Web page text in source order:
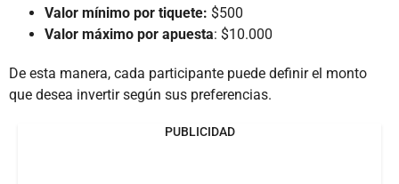
Valor mínimo por tiquete: $500
Valor máximo por apuesta: $10.000
De esta manera, cada participante puede definir el monto
que desea invertir según sus preferencias.
PUBLICIDAD